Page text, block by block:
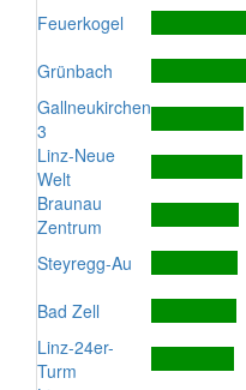
Feuerkogel
Grünbach
Gallneukirchen
3
Linz-Neue
Welt
Braunau
Zentrum
Steyregg-Au
Bad Zell
Linz-24er-
Turm